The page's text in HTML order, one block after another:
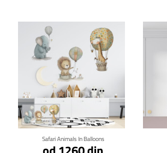
Safari Animals In Balloons
Klikni za detalje